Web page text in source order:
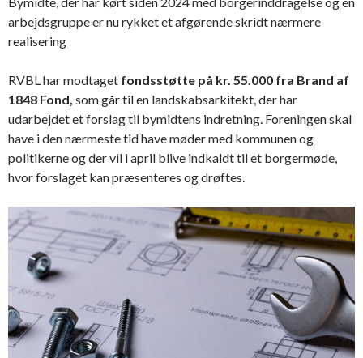
arbejdsgruppe er nu rykket et afgørende skridt nærmere
realisering
RVBL har modtaget fondsstøtte på kr. 55.000 fra Brand af
1848 Fond, som går til en landskabsarkitekt, der har
udarbejdet et forslag til bymidtens indretning. Foreningen skal
have i den nærmeste tid have møder med kommunen og
politikerne og der vil i april blive indkaldt til et borgermøde,
hvor forslaget kan præsenteres og drøftes.